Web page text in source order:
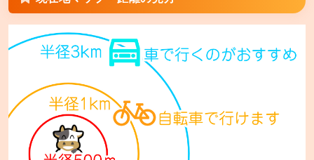
東京都清瀬市野塩5丁目298-5 キッコーマス5ビル2階
七輪焼肉 安安 西宮の沢店【FC】
札幌市手稲区西宮の沢5条1-14-10
七輪焼肉 安安 西日暮里店
東京都荒川区西日暮里5-34-3 ムツミビル1F